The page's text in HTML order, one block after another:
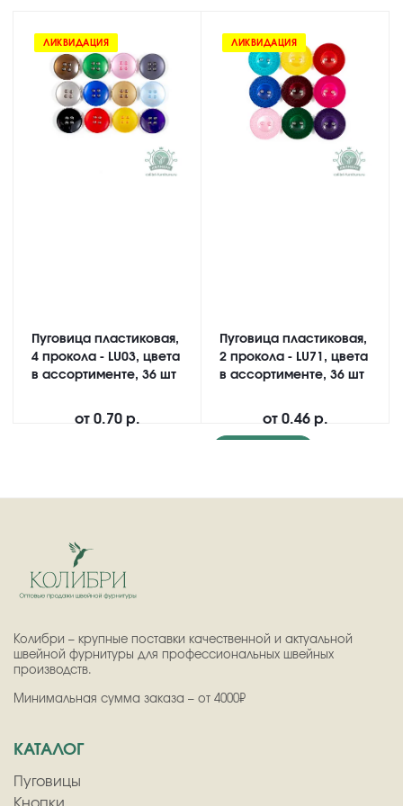
ЛИКВИДАЦИЯ
Пуговица пластиковая,
4 прокола - LU03, цвета
в ассортименте, 36 шт
от 0.70 р.
ЛИКВИДАЦИЯ
Пуговица пластиковая,
2 прокола - LU71, цвета
в ассортименте, 36 шт
от 0.46 р.
Колибри – крупные поставки качественной и актуальной
швейной фурнитуры для профессиональных швейных
производств.
Минимальная сумма заказа – от 4000₽
КАТАЛОГ
Пуговицы